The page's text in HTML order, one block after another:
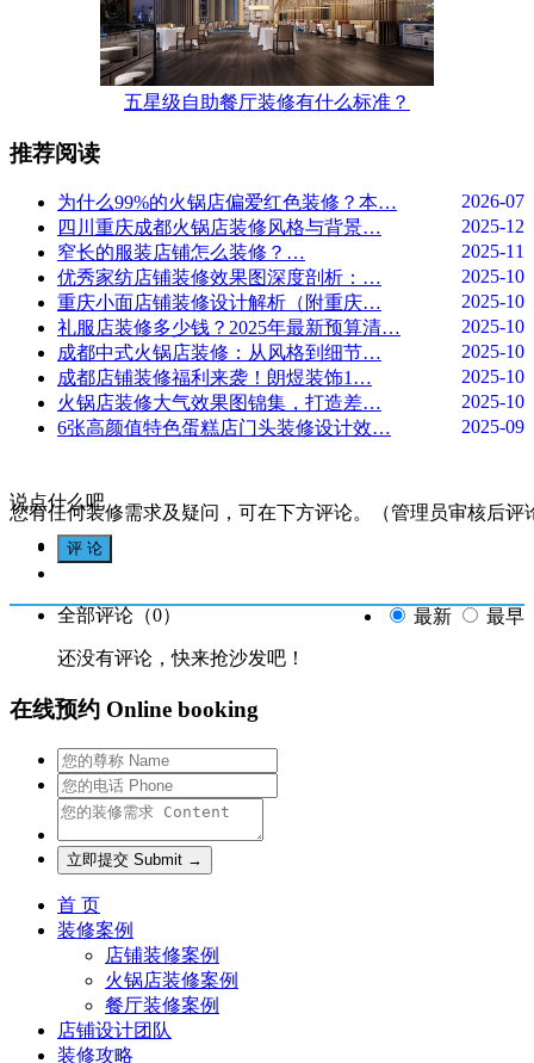
五星级自助餐厅装修有什么标准？
推荐阅读
为什么99%的火锅店偏爱红色装修？本…
2026-07
四川重庆成都火锅店装修风格与背景…
2025-12
窄长的服装店铺怎么装修？…
2025-11
优秀家纺店铺装修效果图深度剖析：…
2025-10
重庆小面店铺装修设计解析（附重庆…
2025-10
礼服店装修多少钱？2025年最新预算清…
2025-10
成都中式火锅店装修：从风格到细节…
2025-10
成都店铺装修福利来袭！朗煜装饰1…
2025-10
火锅店装修大气效果图锦集，打造差…
2025-10
6张高颜值特色蛋糕店门头装修设计效…
2025-09
您有任何装修需求及疑问，可在下方评论。（管理员审核后评
说点什么吧
全部评论（0） 最新 最早
还没有评论，快来抢沙发吧！
在线预约 Online booking
首 页
装修案例
店铺装修案例
火锅店装修案例
餐厅装修案例
店铺设计团队
装修攻略